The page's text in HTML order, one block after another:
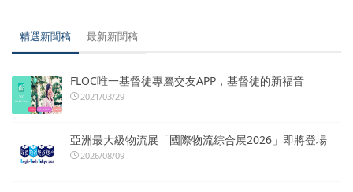
精選新聞稿 最新新聞稿
FLOC唯一基督徒專屬交友APP，基督徒的新福音
2021/03/29
亞洲最大級物流展「國際物流綜合展2026」即將登場
2026/08/09